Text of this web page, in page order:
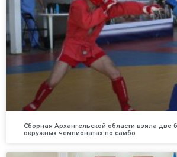
Сборная Архангельской области взяла две
окружных чемпионатах по самбо